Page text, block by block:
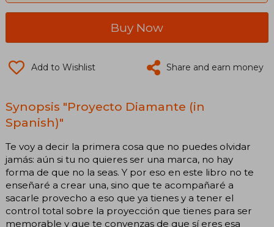
Buy Now
Add to Wishlist Share and earn money
Synopsis "Proyecto Diamante (in
Spanish)"
Te voy a decir la primera cosa que no puedes olvidar
jamás: aún si tu no quieres ser una marca, no hay
forma de que no la seas. Y por eso en este libro no te
enseñaré a crear una, sino que te acompañaré a
sacarle provecho a eso que ya tienes y a tener el
control total sobre la proyección que tienes para ser
memorable y que te convenzas de que sí eres esa